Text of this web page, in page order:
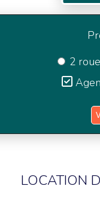
2
LOCATION